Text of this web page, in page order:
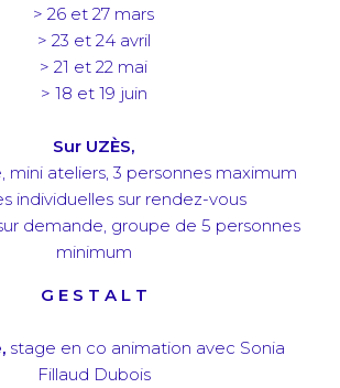
> 26 et 27 mars
> 23 et 24 avril
> 21 et 22 mai
> 18 et 19 juin
Sur UZÈS,
mini ateliers, 3 personnes maximum
individuelles sur rendez-vous
demande, groupe de 5 personnes
minimum
G E S T A L T
stage en co animation avec Sonia
Fillaud Dubois